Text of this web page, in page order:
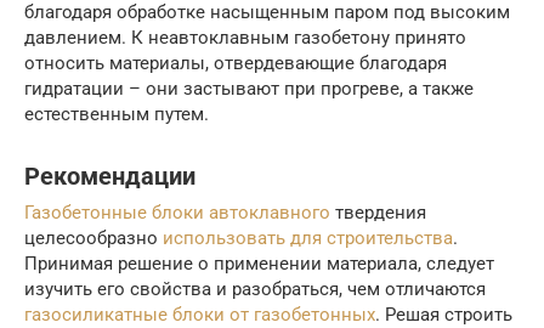
благодаря обработке насыщенным паром под высоким
давлением. К неавтоклавным газобетону принято
относить материалы, отвердевающие благодаря
гидратации – они застывают при прогреве, а также
естественным путем.
Рекомендации
Газобетонные блоки автоклавного твердения
целесообразно использовать для строительства.
Принимая решение о применении материала, следует
изучить его свойства и разобраться, чем отличаются
газосиликатные блоки от газобетонных. Решая строить